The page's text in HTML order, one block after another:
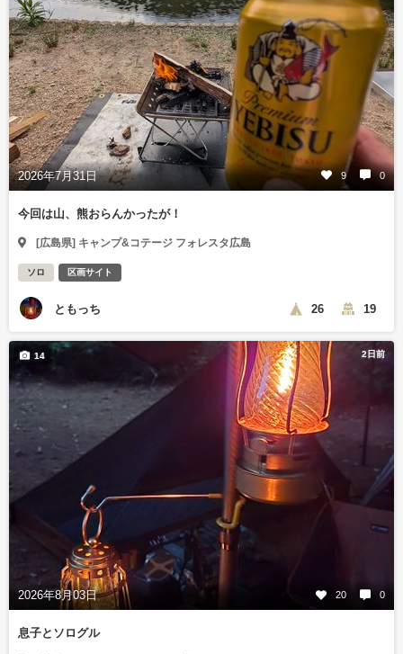
2026年7月31日 9 0
今回は山、熊おらんかったが！
[広島県] キャンプ&コテージ フォレスタ広島
ソロ 区画サイト
ともっち 26 19
2日前
2026年8月03日 20 0
14
息子とソログル